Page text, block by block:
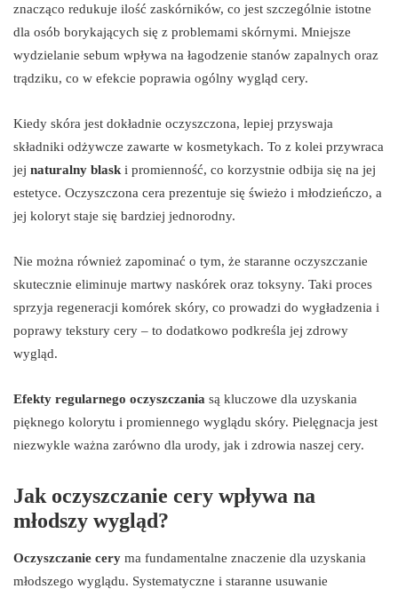
znacząco redukuje ilość zaskórników, co jest szczególnie istotne
dla osób borykających się z problemami skórnymi. Mniejsze
wydzielanie sebum wpływa na łagodzenie stanów zapalnych oraz
trądziku, co w efekcie poprawia ogólny wygląd cery.
Kiedy skóra jest dokładnie oczyszczona, lepiej przyswaja
składniki odżywcze zawarte w kosmetykach. To z kolei przywraca
jej naturalny blask i promienność, co korzystnie odbija się na jej
estetyce. Oczyszczona cera prezentuje się świeżo i młodzieńczo, a
jej koloryt staje się bardziej jednorodny.
Nie można również zapominać o tym, że staranne oczyszczanie
skutecznie eliminuje martwy naskórek oraz toksyny. Taki proces
sprzyja regeneracji komórek skóry, co prowadzi do wygładzenia i
poprawy tekstury cery – to dodatkowo podkreśla jej zdrowy
wygląd.
Efekty regularnego oczyszczania są kluczowe dla uzyskania
pięknego kolorytu i promiennego wyglądu skóry. Pielęgnacja jest
niezwykle ważna zarówno dla urody, jak i zdrowia naszej cery.
Jak oczyszczanie cery wpływa na
młodszy wygląd?
Oczyszczanie cery ma fundamentalne znaczenie dla uzyskania
młodszego wyglądu. Systematyczne i staranne usuwanie